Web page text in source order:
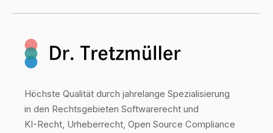
Höchste Qualität durch jahrelange Spezialisierung
in den Rechtsgebieten Softwarerecht und
KI-Recht, Urheberrecht, Open Source Compliance